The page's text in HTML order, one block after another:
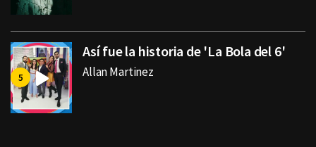
Así fue la historia de 'La Bola del 6'
Allan Martinez